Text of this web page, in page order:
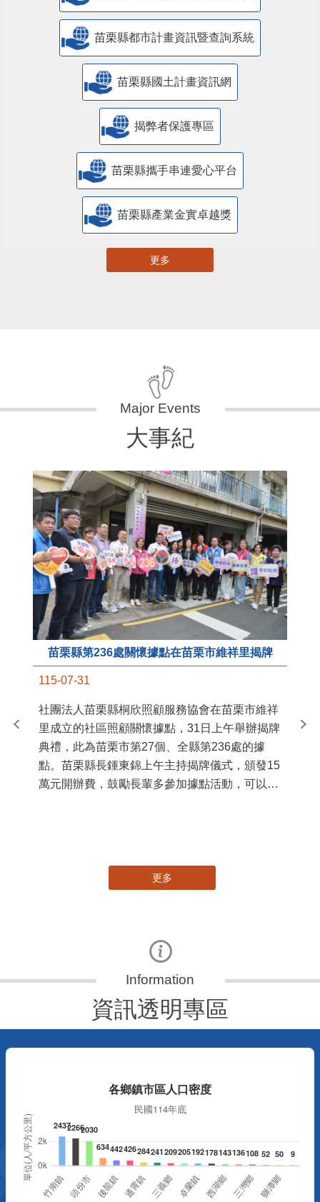
苗栗縣都市計畫資訊暨查詢系統
苗栗縣國土計畫資訊網
揭弊者保護專區
苗栗縣攜手串連愛心平台
苗栗縣產業金實卓越獎
更多
大事紀
苗栗縣第236處關懷據點在苗栗市維祥里揭牌
115-07-31
社團法人苗栗縣桐欣照顧服務協會在苗栗市維祥
里成立的社區照顧關懷據點，31日上午舉辦揭牌
典禮，此為苗栗市第27個、全縣第236處的據
點。苗栗縣長鍾東錦上午主持揭牌儀式，頒發15
萬元開辦費，鼓勵長輩多參加據點活動，可以更
苗
更多
資訊透明專區